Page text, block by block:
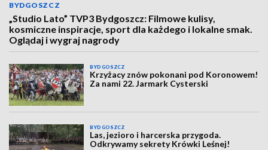
BYDGOSZCZ
„Studio Lato” TVP3 Bydgoszcz: Filmowe kulisy,
kosmiczne inspiracje, sport dla każdego i lokalne smak.
Oglądaj i wygraj nagrody
BYDGOSZCZ
Krzyżacy znów pokonani pod Koronowem!
Za nami 22. Jarmark Cysterski
BYDGOSZCZ
Las, jezioro i harcerska przygoda.
Odkrywamy sekrety Krówki Leśnej!